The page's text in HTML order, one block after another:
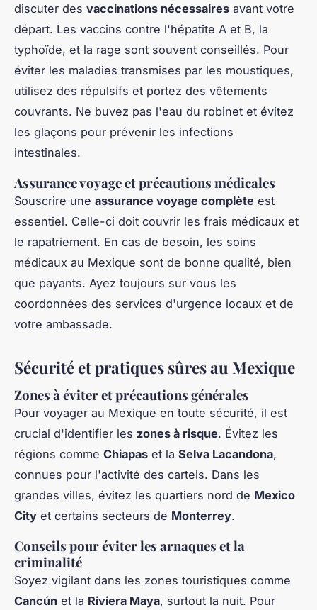
discuter des vaccinations nécessaires avant votre
départ. Les vaccins contre l'hépatite A et B, la
typhoïde, et la rage sont souvent conseillés. Pour
éviter les maladies transmises par les moustiques,
utilisez des répulsifs et portez des vêtements
couvrants. Ne buvez pas l'eau du robinet et évitez
les glaçons pour prévenir les infections
intestinales.
Assurance voyage et précautions médicales
Souscrire une assurance voyage complète est
essentiel. Celle-ci doit couvrir les frais médicaux et
le rapatriement. En cas de besoin, les soins
médicaux au Mexique sont de bonne qualité, bien
que payants. Ayez toujours sur vous les
coordonnées des services d'urgence locaux et de
votre ambassade.
Sécurité et pratiques sûres au Mexique
Zones à éviter et précautions générales
Pour voyager au Mexique en toute sécurité, il est
crucial d'identifier les zones à risque. Évitez les
régions comme Chiapas et la Selva Lacandona,
connues pour l'activité des cartels. Dans les
grandes villes, évitez les quartiers nord de Mexico
City et certains secteurs de Monterrey.
Conseils pour éviter les arnaques et la
criminalité
Soyez vigilant dans les zones touristiques comme
Cancún et la Riviera Maya, surtout la nuit. Pour